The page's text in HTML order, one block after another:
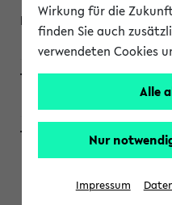
200923
Wendisch, Peters-
Projektmodul
Persönliche
Wirkung für die
finden Sie auch
verwendeten Cookies
Alle
Nur
Impressum